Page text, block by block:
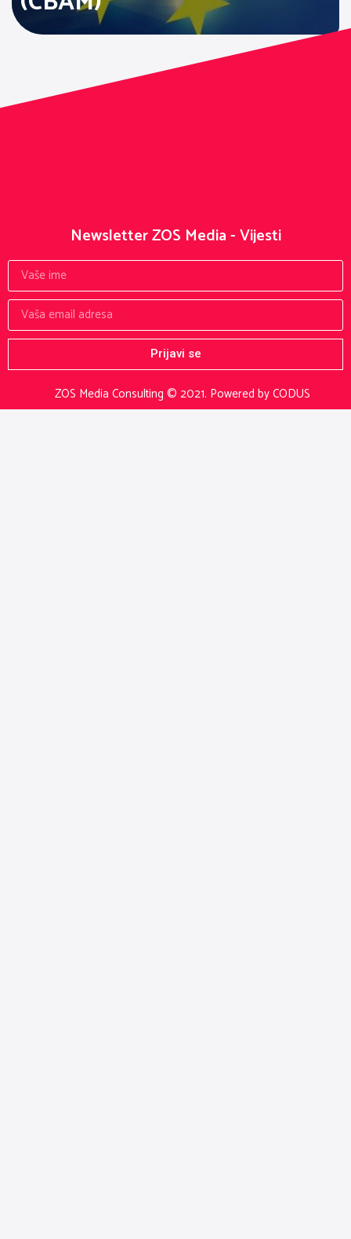
ZOS Media Consulting © 2021. Powered by CODUS
Newsletter ZOS Media - Vijesti
Prijavi se